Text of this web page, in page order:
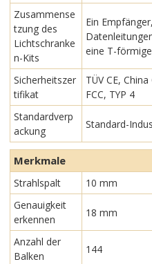
Zusammense
tzung des
Lichtschranke
n-Kits
Ein
eine T-
Sicherheitszer
tifikat
TÜV CE,
FCC, TYP 4
Standardverp
ackung
Standard-
Merkmale
Strahlspalt
10 mm
Genauigkeit
erkennen
18 mm
Anzahl der
Balken
144